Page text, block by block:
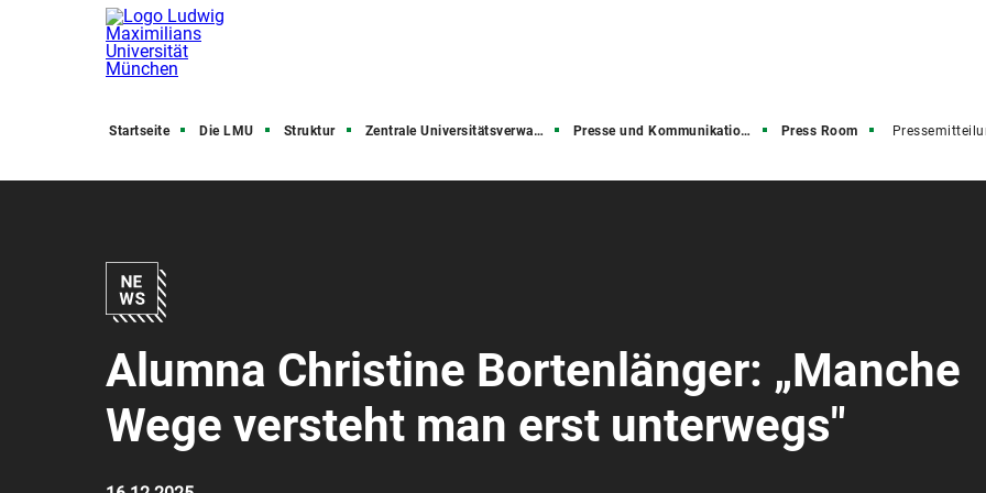
Startseite Die LMU Struktur Zentrale Universitätsverwaltung Presse und Kommunikation (PuK) Press Room
Alumna Christine Bortenlänger: „Manche
Wege versteht man erst unterwegs"